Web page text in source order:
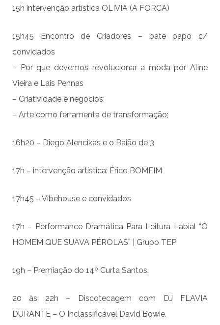
15h intervenção artística OLIVIA (A FORCA)
15h45 Encontro de Criadores – bate papo c/
convidados
– Por que devemos revolucionar a moda por Aline
Vieira e Lais Pennas
– Criatividade e negócios;
– Arte como ferramenta de transformação;
16h20 – Diego Alencikas e o Baião de 3
17h – intervenção artística: Érico BOMFIM
17h45 – Vibehouse e convidados
17h – Performance Dramática Para Leitura Labial “O
HOMEM QUE SUAVA PÉROLAS” | Grupo TEP
19h – Premiação do 14º Curta Santos.
20 às 22h – Discotecagem com DJ FLAVIA
DURANTE – O Inclassificável David Bowie.